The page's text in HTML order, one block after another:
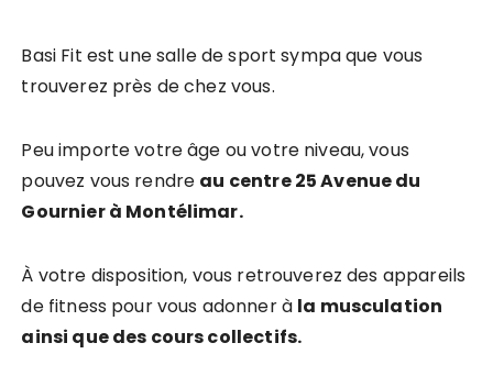
Basi Fit est une salle de sport sympa que vous
trouverez près de chez vous.
Peu importe votre âge ou votre niveau, vous
pouvez vous rendre au centre 25 Avenue du
Gournier à Montélimar.
À votre disposition, vous retrouverez des appareils
de fitness pour vous adonner à la musculation
ainsi que des cours collectifs.